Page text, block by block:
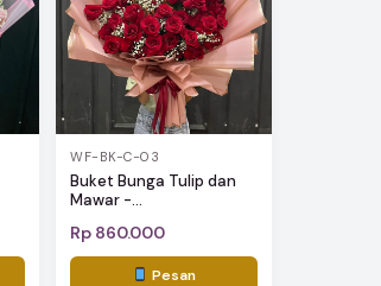
WF-BK-C-03
Buket Bunga Tulip dan
Mawar -...
Rp 860.000
Pesan